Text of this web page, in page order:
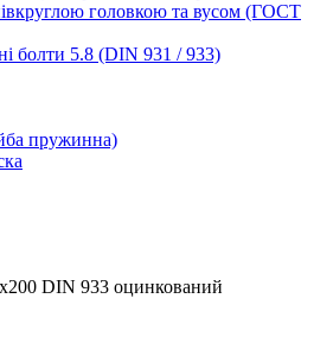
головкою та вусом (ГОСТ
болти 5.8 (DIN 931 / 933)
пружинна)
DIN 933 оцинкований